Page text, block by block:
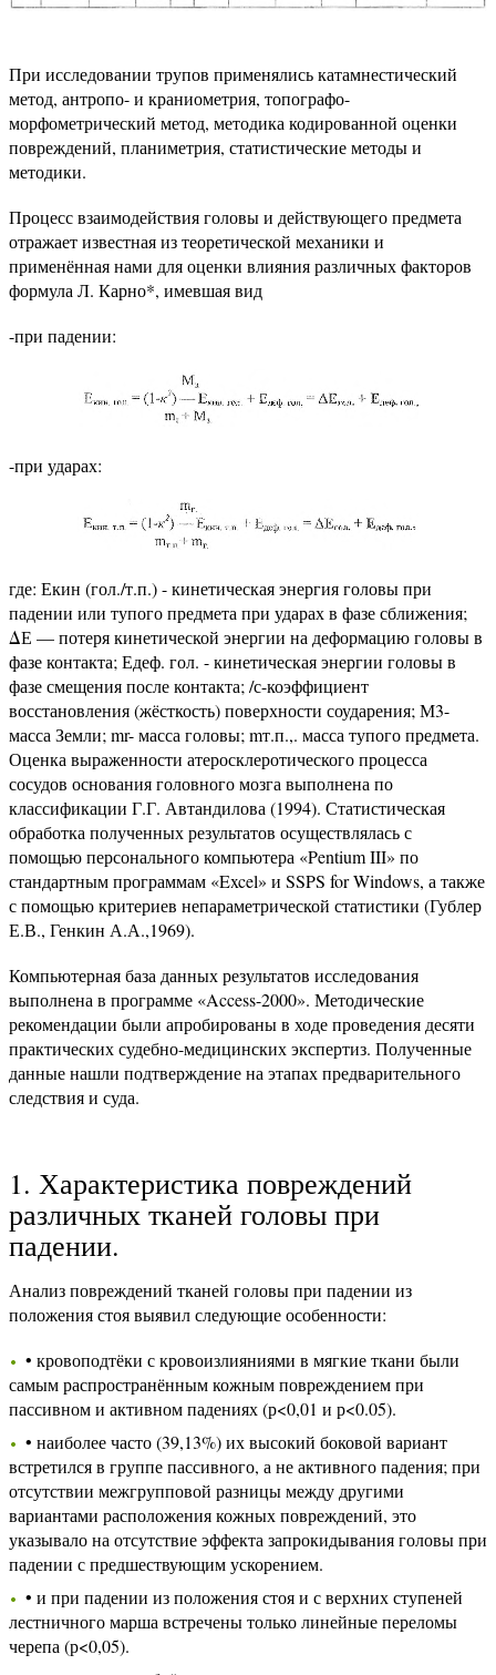
При исследовании трупов применялись катамнестический
метод, антропо- и краниометрия, топографо-
морфометрический метод, методика кодированной оценки
повреждений, планиметрия, статистические методы и
методики.
Процесс взаимодействия головы и действующего предмета
отражает известная из теоретической механики и
применённая нами для оценки влияния различных факторов
формула Л. Карно*, имевшая вид
-при падении:
-при ударах:
где: Екин (гол./т.п.) - кинетическая энергия головы при
падении или тупого предмета при ударах в фазе сближения;
ΔЕ — потеря кинетической энергии на деформацию головы в
фазе контакта; Едеф. гол. - кинетическая энергии головы в
фазе смещения после контакта; /с-коэффициент
восстановления (жёсткость) поверхности соударения; М3-
масса Земли; mr- масса головы; mт.п.,. масса тупого предмета.
Оценка выраженности атеросклеротического процесса
сосудов основания головного мозга выполнена по
классификации Г.Г. Автандилова (1994). Статистическая
обработка полученных результатов осуществлялась с
помощью персонального компьютера «Pentium III» по
стандартным программам «Excel» и SSPS for Windows, а также
с помощью критериев непараметрической статистики (Гублер
Е.В., Генкин А.А.,1969).
Компьютерная база данных результатов исследования
выполнена в программе «Access-2000». Методические
рекомендации были апробированы в ходе проведения десяти
практических судебно-медицинских экспертиз. Полученные
данные нашли подтверждение на этапах предварительного
следствия и суда.
1. Характеристика повреждений
различных тканей головы при
падении.
Анализ повреждений тканей головы при падении из
положения стоя выявил следующие особенности:
• кровоподтёки с кровоизлияниями в мягкие ткани были
самым распространённым кожным повреждением при
пассивном и активном падениях (р<0,01 и р<0.05).
• наиболее часто (39,13%) их высокий боковой вариант
встретился в группе пассивного, а не активного падения; при
отсутствии межгрупповой разницы между другими
вариантами расположения кожных повреждений, это
указывало на отсутствие эффекта запрокидывания головы при
падении с предшествующим ускорением.
• и при падении из положения стоя и с верхних ступеней
лестничного марша встречены только линейные переломы
черепа (р<0,05).